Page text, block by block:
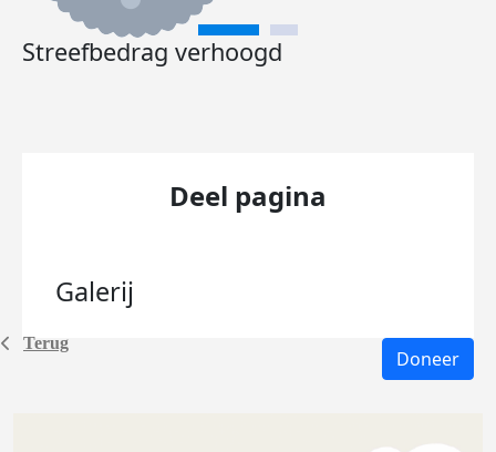
Terug
Streefbedrag verhoogd
Deel pagina
Galerij
Doneer